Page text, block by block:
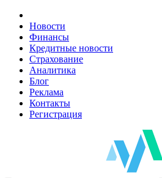
Новости
Финансы
Кредитные новости
Страхование
Аналитика
Блог
Реклама
Контакты
Регистрация